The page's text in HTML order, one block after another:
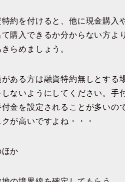
特約を付けると、他に現金購入
て購入できるか分からない方よ
らめましょう。
がある方は融資特約無しとする
しないようにしてください。手
付金を設定されることが多いの
クが高いですよね・・・
ほか